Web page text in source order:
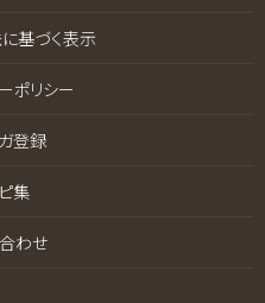
基づく表示
ポリシー
登録
集
わせ